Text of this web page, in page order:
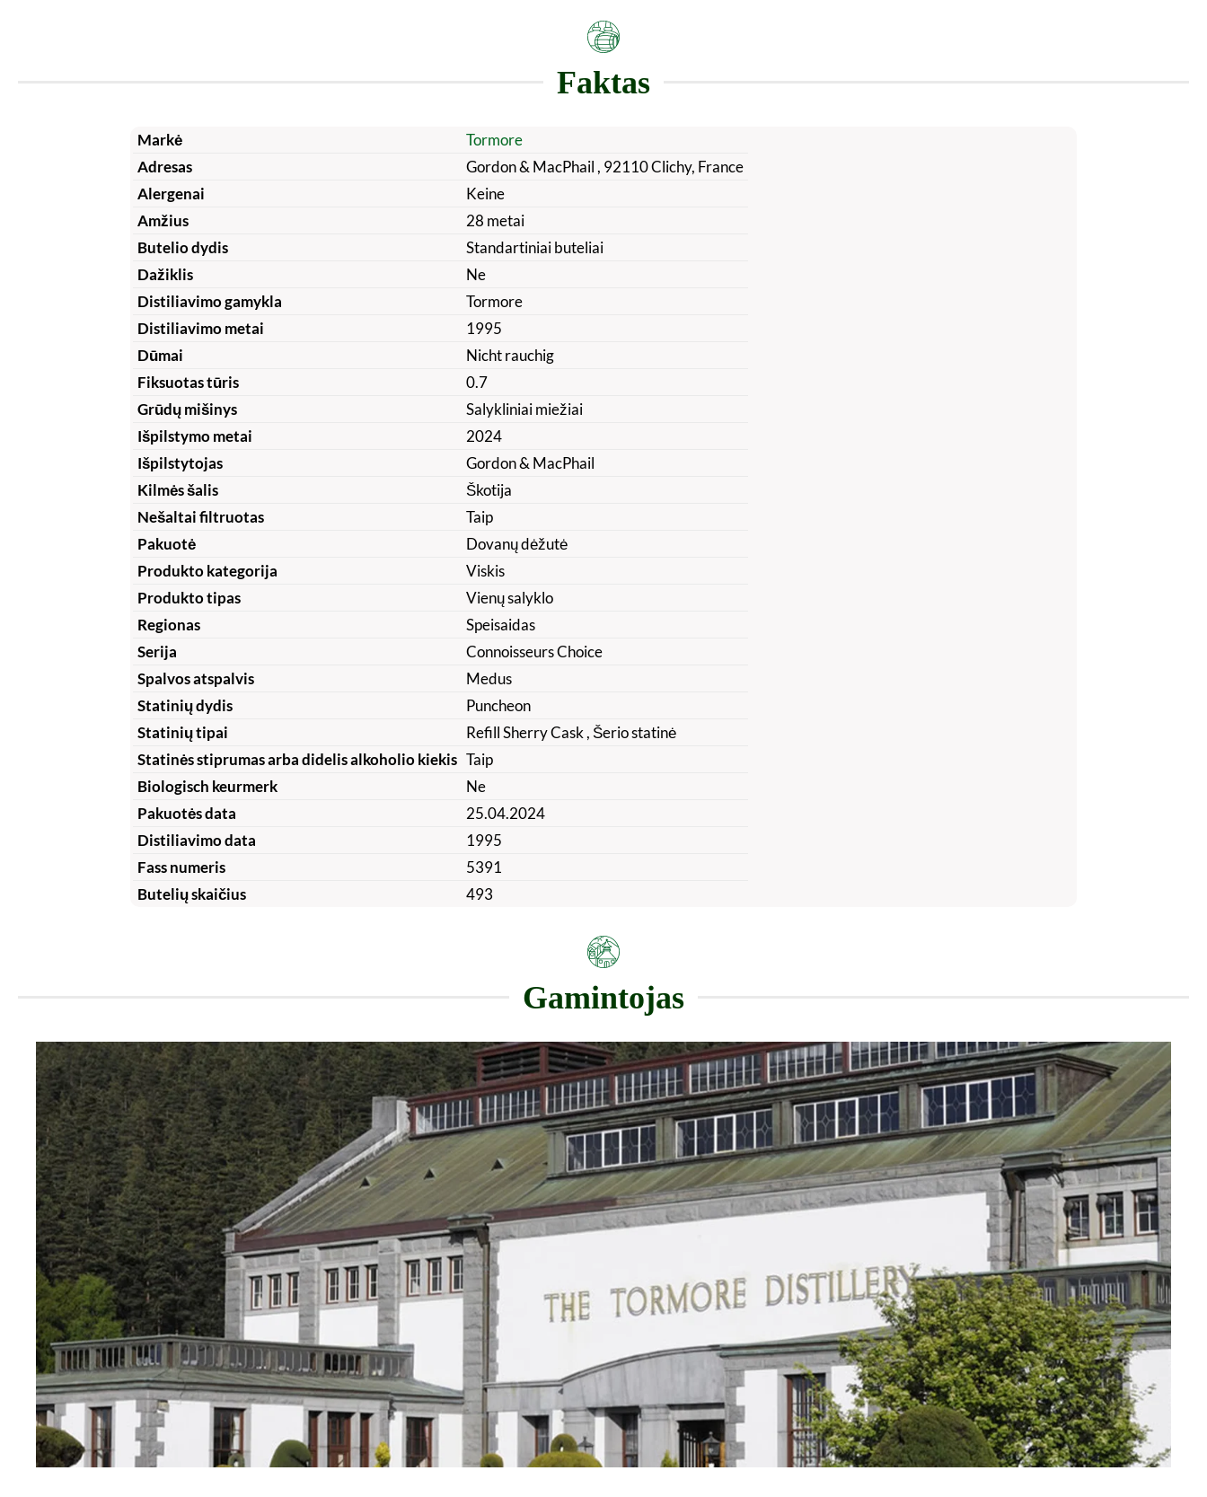
Faktas
Markė
Tormore
Adresas
Gordon & MacPhail , 92110 Clichy, France
Alergenai
Keine
Amžius
28 metai
Butelio dydis
Standartiniai buteliai
Dažiklis
Ne
Distiliavimo gamykla
Tormore
Distiliavimo metai
1995
Dūmai
Nicht rauchig
Fiksuotas tūris
0.7
Grūdų mišinys
Salykliniai miežiai
Išpilstymo metai
2024
Išpilstytojas
Gordon & MacPhail
Kilmės šalis
Škotija
Nešaltai filtruotas
Taip
Pakuotė
Dovanų dėžutė
Produkto kategorija
Viskis
Produkto tipas
Vienų salyklo
Regionas
Speisaidas
Serija
Connoisseurs Choice
Spalvos atspalvis
Medus
Statinių dydis
Puncheon
Statinių tipai
Refill Sherry Cask, Šerio statinė
Statinės stiprumas arba didelis alkoholio kiekis Taip
Biologisch keurmerk
Ne
Pakuotės data
25.04.2024
Distiliavimo data
1995
Fass numeris
5391
Butelių skaičius
493
Gamintojas